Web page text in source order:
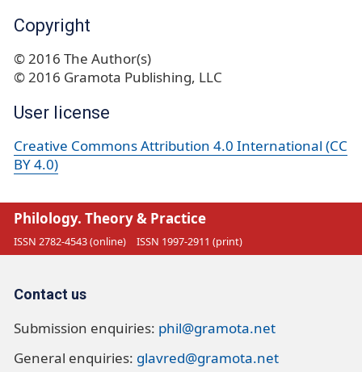
Copyright
© 2016 The Author(s)
© 2016 Gramota Publishing, LLC
User license
Creative Commons Attribution 4.0 International (CC
BY 4.0)
Philology. Theory & Practice
ISSN 2782-4543 (online) ISSN 1997-2911 (print)
Contact us
Submission enquiries: phil@gramota.net
General enquiries: glavred@gramota.net